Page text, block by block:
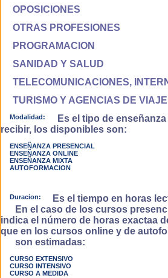
OPOSICIONES
OTRAS PROFESIONES
PROGRAMACION
SANIDAD Y SALUD
TELECOMUNICACIONES,
TURISMO Y AGENCIAS DE VIAJE
Modalidad:
Es el tipo de
recibir, los disponibles son:
ENSEÑANZA PRESENCIAL
ENSEÑANZA ONLINE
ENSEÑANZA MIXTA
AUTOFORMACION
Duracion:
Es el tiempo en horas
En el caso de los cursos
indica el número de horas exactaa
que en los cursos online y de
son estimadas:
CURSO EXTENSIVO
CURSO INTENSIVO
CURSO A MEDIDA